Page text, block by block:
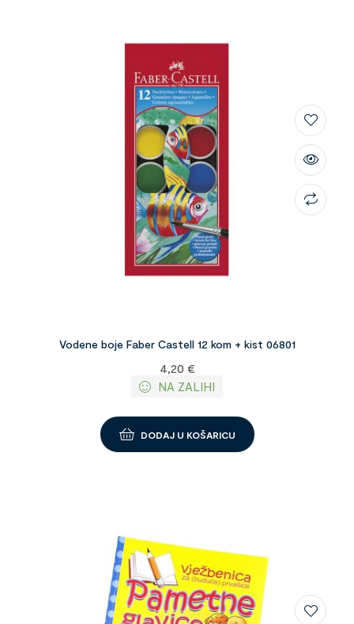
Vodene boje Faber Castell 12 kom + kist 06801
4,20 €
NA ZALIHI
DODAJ U KOŠARICU